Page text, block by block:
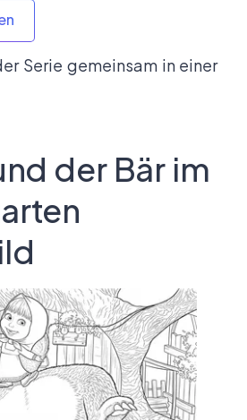
Serie gemeinsam in einer
der Bär im